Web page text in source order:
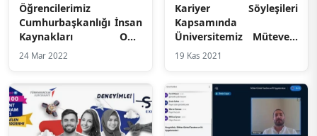
Öğrencilerimiz
Cumhurbaşkanlığı İnsan
Kaynakları Ofisi
Koordinasyonunda
24 Mar 2022
Kariyer Söyleşileri
Kapsamında
Üniversitemiz Mütevelli
Heyeti Başkan Vekili
Buluştu
19 Kas 2021